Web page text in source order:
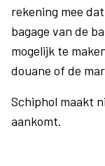
rekening mee
bagage van de
mogelijk te
douane of de
Schiphol maakt
aankomt.